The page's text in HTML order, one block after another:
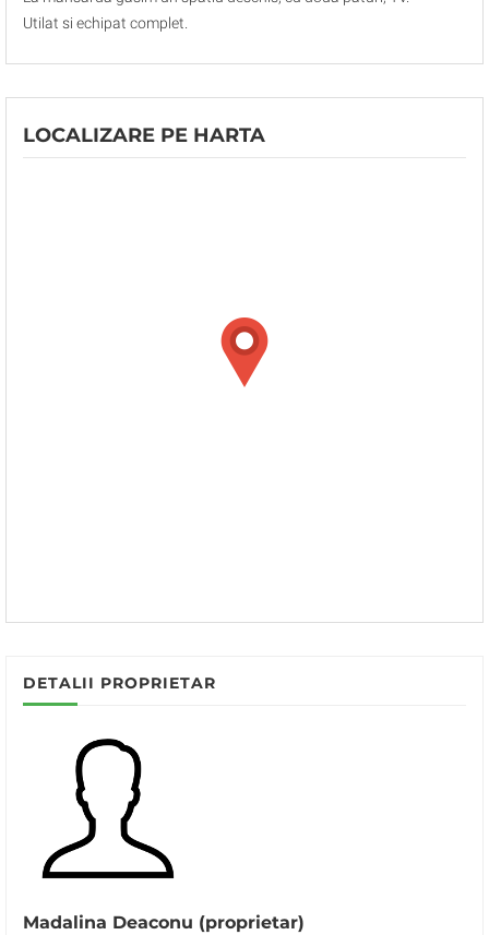
Utilat si echipat complet.
LOCALIZARE PE HARTA
DETALII PROPRIETAR
Madalina Deaconu (proprietar)